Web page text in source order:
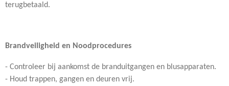
terugbetaald.
Brandveiligheid en Noodprocedures
- Controleer bij aankomst de branduitgangen en blusapparaten.
- Houd trappen, gangen en deuren vrij.